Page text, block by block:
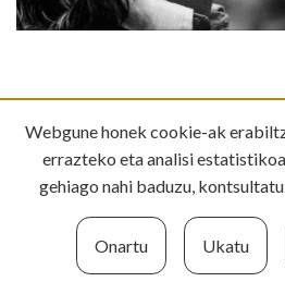
1960
Webgune honek cookie-ak
errazteko eta analisi
gehiago nahi baduzu,
Onartu Ukatu